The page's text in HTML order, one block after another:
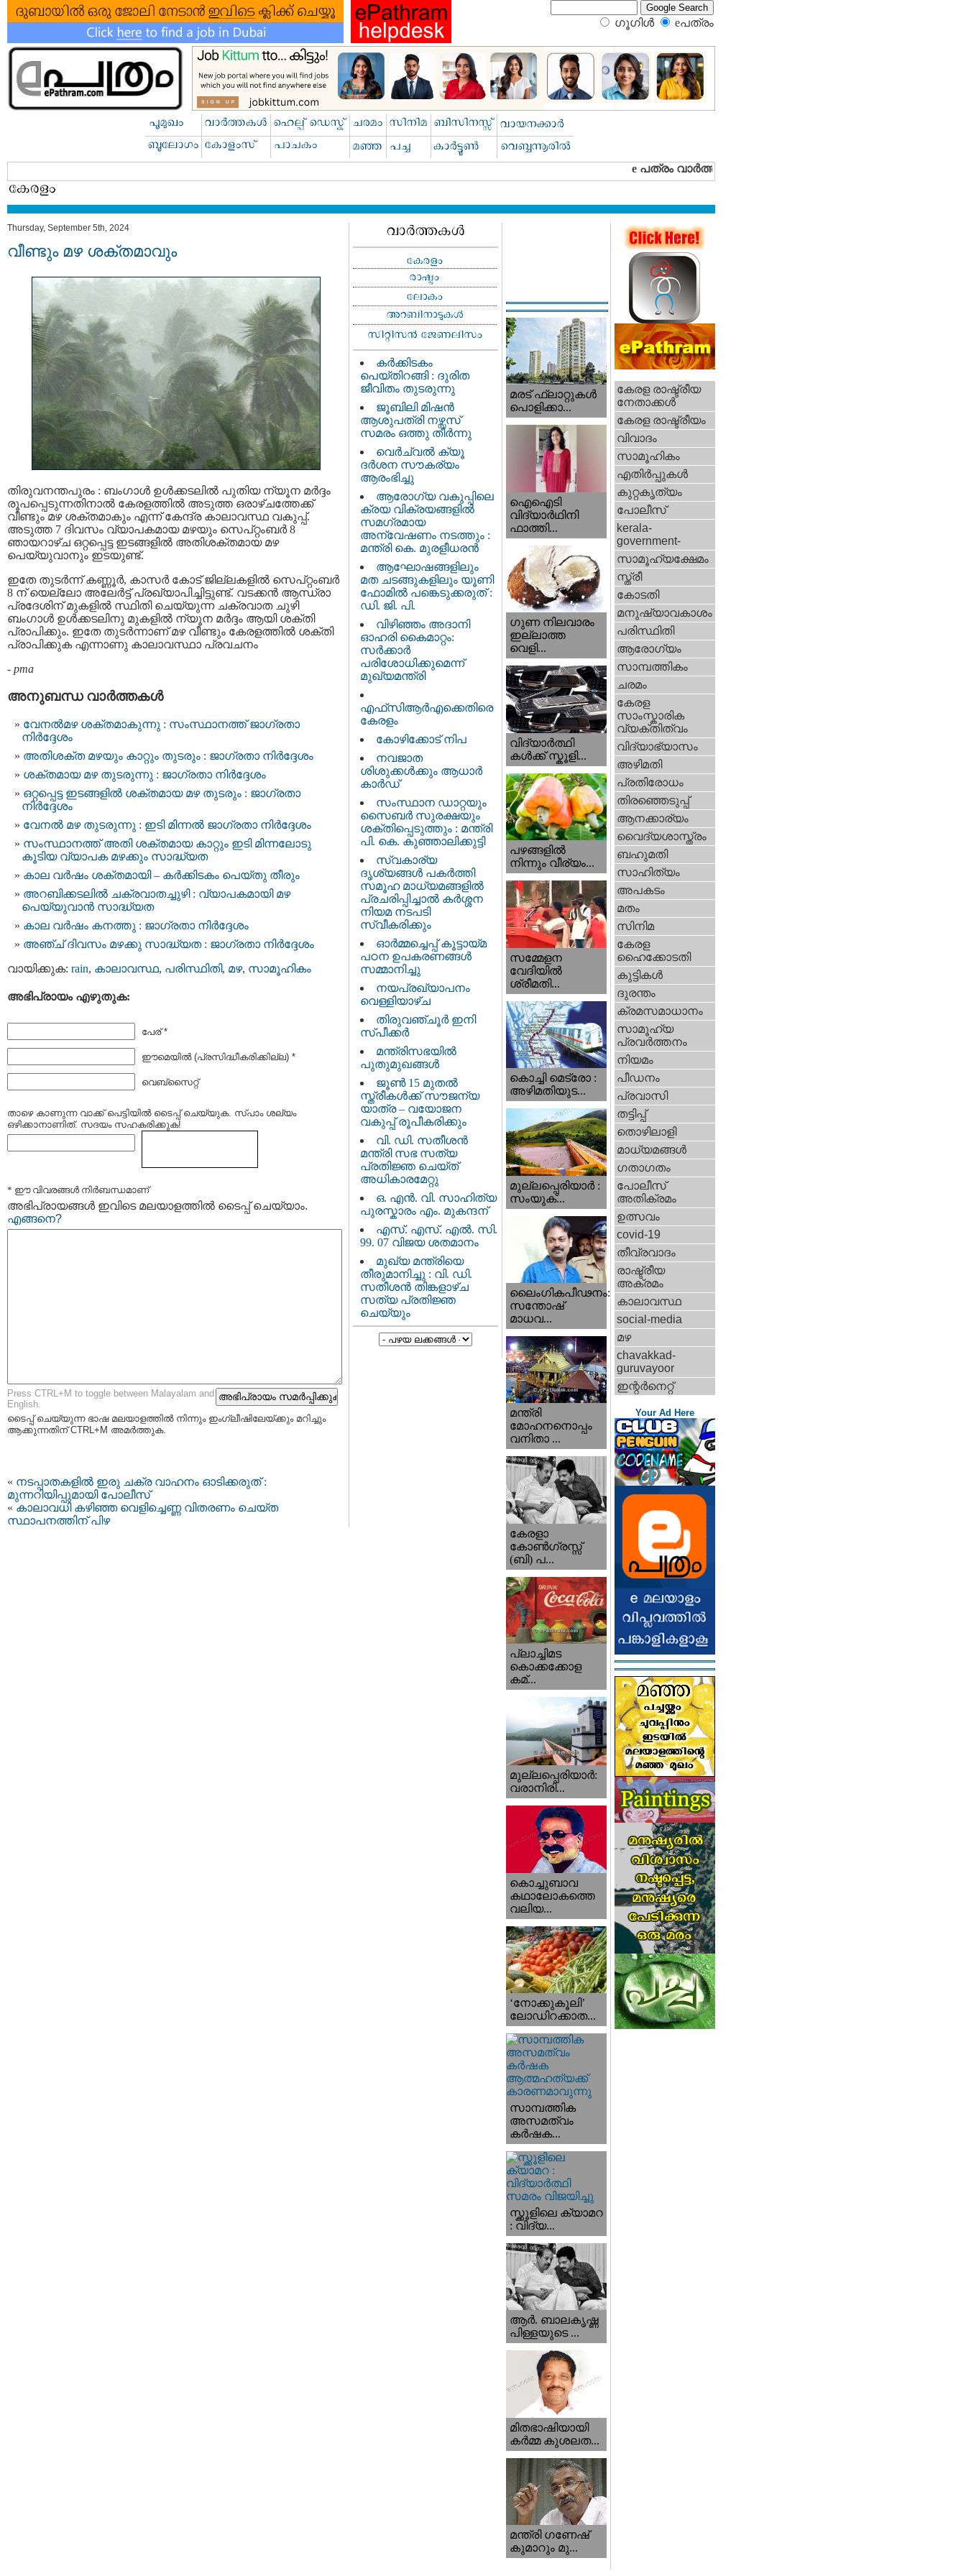
ഗൂഗിള്‍ eപത്രം‍
Thursday, September 5th, 2024
വീണ്ടും മഴ ശക്തമാവും
തിരുവനന്തപുരം : ബംഗാള്‍ ഉള്‍ക്കടലില്‍ പുതിയ ന്യൂന മര്‍ദ്ദം
രൂപപ്പെടുന്നതിനാൽ കേരളത്തില്‍ അടുത്ത ഒരാഴ്ചത്തേക്ക്
വീണ്ടും മഴ ശക്തമാകും എന്ന് കേന്ദ്ര കാലാവസ്ഥ വകുപ്പ്.
അടുത്ത 7 ദിവസം വ്യാപകമായ മഴയും സെപ്റ്റംബര്‍ 8
ഞായറാഴ്ച ഒറ്റപ്പെട്ട ഇടങ്ങളിൽ അതിശക്തമായ മഴ
പെയ്യുവാനും ഇടയുണ്ട്.
ഇതേ തുടര്‍ന്ന് കണ്ണൂര്‍, കാസര്‍ കോട് ജില്ലകളില്‍ സെപ്റ്റംബര്‍
8 ന് യെല്ലോ അലേർട്ട് പ്രഖ്യാപിച്ചിട്ടുണ്ട്. വടക്കന്‍ ആന്ധ്രാ
പ്രദേശിന് മുകളില്‍ സ്ഥിതി ചെയ്യുന്ന ചക്രവാത ചുഴി
ബംഗാള്‍ ഉള്‍ക്കടലിനു മുകളില്‍ ന്യൂന മര്‍ദ്ദം ആയി ശക്തി
പ്രാപിക്കും. ഇതേ തുടര്‍ന്നാണ് മഴ വീണ്ടും കേരളത്തില്‍ ശക്തി
പ്രാപിക്കുക എന്നാണു കാലാവസ്ഥാ പ്രവചനം
- pma
അനുബന്ധ വാര്‍ത്തകള്‍
വേനൽമഴ ശക്തമാകുന്നു : സംസ്ഥാനത്ത് ജാഗ്രതാ
നിർദ്ദേശം
അതിശക്ത മഴയും കാറ്റും തുടരും : ജാഗ്രതാ നിർദ്ദേശം
ശക്തമായ മഴ തുടരുന്നു : ജാഗ്രതാ നിർദ്ദേശം
ഒറ്റപ്പെട്ട ഇടങ്ങളിൽ ശക്തമായ മഴ തുടരും : ജാഗ്രതാ
നിർദ്ദേശം
വേനൽ മഴ തുടരുന്നു : ഇടി മിന്നൽ ജാഗ്രതാ നിർദ്ദേശം
സംസ്ഥാനത്ത് അതി ശക്തമായ കാറ്റും ഇടി മിന്നലോടു
കൂടിയ വ്യാപക മഴക്കും സാദ്ധ്യത
കാല വര്‍ഷം ശക്തമായി – കർക്കിടകം പെയ്തു തീരും
അറബിക്കടലില്‍ ചക്രവാതച്ചുഴി : വ്യാപകമായി മഴ
പെയ്യുവാൻ സാദ്ധ്യത
കാല വര്‍ഷം കനത്തു : ജാഗ്രതാ നിര്‍ദ്ദേശം
അഞ്ച് ദിവസം മഴക്കു സാദ്ധ്യത : ജാഗ്രതാ നിര്‍ദ്ദേശം
വായിക്കുക: rain, കാലാവസ്ഥ, പരിസ്ഥിതി, മഴ, സാമൂഹികം
അഭിപ്രായം എഴുതുക:
പേര് *
ഈമെയില്‍ (പ്രസിദ്ധീകരിക്കില്ല) *
വെബ്സൈറ്റ്
താഴെ കാണുന്ന വാക്ക് പെട്ടിയില്‍ ടൈപ്പ്‌ ചെയ്യുക. സ്പാം ശല്യം
ഒഴിക്കാനാണിത്. സദയം സഹകരിക്കുക!
* ഈ വിവരങ്ങള്‍ നിര്‍ബന്ധമാണ്
അഭിപ്രായങ്ങള്‍ ഇവിടെ മലയാളത്തില്‍ ടൈപ്പ് ചെയ്യാം.
എങ്ങനെ?
Press CTRL+M to toggle between Malayalam and
English.
ടൈപ്പ്‌ ചെയ്യുന്ന ഭാഷ മലയാളത്തില്‍ നിന്നും ഇംഗ്ലീഷിലേയ്ക്കും മറിച്ചും
ആക്കുന്നതിന് CTRL+M അമര്‍ത്തുക.
« നടപ്പാതകളിൽ ഇരു ചക്ര വാഹനം ഓടിക്കരുത് :
മുന്നറിയിപ്പുമായി പോലീസ്
« കാലാവധി കഴിഞ്ഞ വെളിച്ചെണ്ണ വിതരണം ചെയ്ത
സ്ഥാപനത്തിന് പിഴ
കർക്കിടകം
പെയ്തിറങ്ങി : ദുരിത
ജീവിതം തുടരുന്നു
ജൂബിലി മിഷൻ
ആശുപത്രി നഴ്സസ്
സമരം ഒത്തു തീർന്നു
വെര്‍ച്വല്‍ ക്യൂ
ദര്‍ശന സൗകര്യം
ആരംഭിച്ചു
ആരോഗ്യ വകുപ്പിലെ
ക്രയ വിക്രയങ്ങളിൽ
സമഗ്രമായ
അന്വേഷണം നടത്തും :
മന്ത്രി കെ. മുരളീധരൻ
ആഘോഷങ്ങളിലും
മത ചടങ്ങുകളിലും യൂണി
ഫോമിൽ പങ്കെടുക്കരുത് :
ഡി. ജി. പി.
വിഴിഞ്ഞം അദാനി
ഓഹരി കൈമാറ്റം:
സർക്കാർ
പരിശോധിക്കുമെന്ന്
മുഖ്യമന്ത്രി
എഫ്‌സിആർഎക്കെതിരെ
കേരളം
കോഴിക്കോട് നിപ
നവജാത
ശിശുക്കള്‍ക്കും ആധാര്‍
കാര്‍ഡ്
സംസ്ഥാന ഡാറ്റയും
സൈബർ സുരക്ഷയും
ശക്തിപ്പെടുത്തും : മന്ത്രി
പി. കെ. കുഞ്ഞാലിക്കുട്ടി
സ്വകാര്യ
ദൃശ്യങ്ങള്‍ പകര്‍ത്തി
സമൂഹ മാധ്യമങ്ങളില്‍
പ്രചരിപ്പിച്ചാൽ കർശ്ശന
നിയമ നടപടി
സ്വീകരിക്കും
ഓർമ്മച്ചെപ്പ് കൂട്ടായ്മ
പഠന ഉപകരണങ്ങൾ
സമ്മാനിച്ചു
നയപ്രഖ്യാപനം
വെള്ളിയാഴ്ച
തിരുവഞ്ചൂർ ഇനി
സ്പീക്കർ
മന്ത്രിസഭയിൽ
പുതുമുഖങ്ങൾ
ജൂൺ 15 മുതൽ
സ്ത്രീകൾക്ക് സൗജന്യ
യാത്ര – വയോജന
വകുപ്പ് രൂപീകരിക്കും
വി. ഡി. സതീശന്‍
മന്ത്രി സഭ സത്യ
പ്രതിജ്ഞ ചെയ്ത്
അധികാരമേറ്റു
ഒ. എൻ. വി. സാഹിത്യ
പുരസ്കാരം എം. മുകന്ദന്
എസ്. എസ്. എൽ. സി.
99. 07 വിജയ ശതമാനം
മുഖ്യ മന്ത്രിയെ
തീരുമാനിച്ചു : വി. ഡി.
സതീശന്‍ തിങ്കളാഴ്ച
സത്യ പ്രതിജ്ഞ
ചെയ്യും
മരട് ഫ്ലാറ്റുകൾ
പൊളിക്കാ...
ഐഐടി
വിദ്യാര്‍ഥിനി
ഫാത്തി...
ഗുണ നിലവാരം
ഇല്ലാത്ത
വെളി...
വിദ്യാർത്ഥി
കൾക്ക് സ്കൂളി...
പഴങ്ങളില്‍
നിന്നും വീര്യം...
സമ്മേളന
വേദിയില്‍
ശ്രീമതി...
കൊച്ചി മെട്രോ :
അഴിമതിയുട...
മുല്ലപ്പെരിയാര്‍ :
സംയുക്...
ലൈംഗികപീഢനം:
സന്തോഷ്
മാധവ...
മന്ത്രി
മോഹനനൊപ്പം
വനിതാ ...
കേരളാ
കോണ്‍ഗ്രസ്സ്
(ബി) പ...
പ്ലാച്ചിമട
കൊക്കക്കോള
കമ്...
മുല്ലപ്പെരിയാര്‍:
വരാനിരി...
കൊച്ചുബാവ
കഥാലോകത്തെ
വലിയ...
‘നോക്കുകൂലി’
ലോഡിറക്കാത...
സാമ്പത്തിക
അസമത്വം
കര്‍ഷക...
സ്ക്കൂളിലെ ക്യാമറ
: വിദ്യ...
ആര്‍. ബാലകൃഷ്ണ
പിള്ളയുടെ ...
മിതഭാഷിയായി
കര്‍മ്മ കുശലത...
മന്ത്രി ഗണേഷ്‌
കുമാറും മു...
കേരള രാഷ്ട്രീയ
നേതാക്കള്‍
കേരള രാഷ്ട്രീയം
വിവാദം
സാമൂഹികം
എതിര്‍പ്പുകള്‍
കുറ്റകൃത്യം
പോലീസ്‌
kerala-
government-
സാമൂഹ്യക്ഷേമം
സ്ത്രീ
കോടതി
മനുഷ്യാവകാശം
പരിസ്ഥിതി
ആരോഗ്യം
സാമ്പത്തികം
ചരമം
കേരള
സാംസ്കാരിക
വ്യക്തിത്വം
വിദ്യാഭ്യാസം
അഴിമതി
പ്രതിരോധം
തിരഞ്ഞെടുപ്പ്
ആനക്കാര്യം
വൈദ്യശാസ്ത്രം
ബഹുമതി
സാഹിത്യം
അപകടം
മതം
സിനിമ
കേരള
ഹൈക്കോടതി
കുട്ടികള്‍
ദുരന്തം
ക്രമസമാധാനം
സാമൂഹ്യ
പ്രവര്‍ത്തനം
നിയമം
പീഡനം
പ്രവാസി
തട്ടിപ്പ്‌
തൊഴിലാളി
മാധ്യമങ്ങള്‍
ഗതാഗതം
പോലീസ്‌
അതിക്രമം
ഉത്സവം
covid-19
തീവ്രവാദം
രാഷ്ട്രീയ
അക്രമം
കാലാവസ്ഥ
social-media
മഴ
chavakkad-
guruvayoor
ഇന്റര്‍നെറ്റ്‌
Your Ad Here